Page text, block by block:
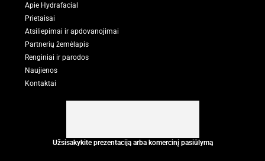
Apie Hydrafacial
Prietaisai
Atsiliepimai ir apdovanojimai
Partnerių žemėlapis
Renginiai ir parodos
Naujienos
Kontaktai
Užsisakykite prezentaciją arba komercinį pasiūlymą